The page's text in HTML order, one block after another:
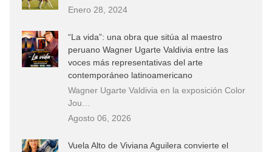
Enero 28, 2024
“La vida”: una obra que sitúa al maestro
peruano Wagner Ugarte Valdivia entre las
voces más representativas del arte
contemporáneo latinoamericano
Wagner Ugarte Valdivia en la exposición Color
Jou…
Agosto 06, 2026
Vuela Alto de Viviana Aguilera convierte el